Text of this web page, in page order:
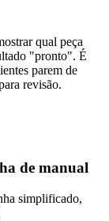
qual peça
"pronto". É
parem de
revisão.
de manual
simplificado,